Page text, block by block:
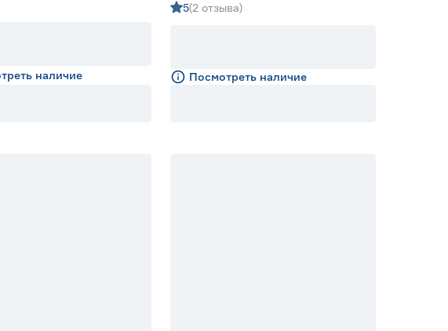
наличие
Smartbuy
5(2 отзыва)
Посмотреть наличие